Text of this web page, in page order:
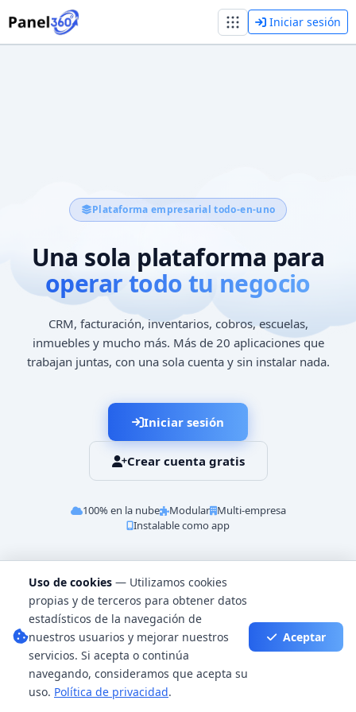
Iniciar sesión
Plataforma empresarial todo-en-uno
Una sola plataforma para
operar todo tu negocio
CRM, facturación, inventarios, cobros, escuelas,
inmuebles y mucho más. Más de 20 aplicaciones que
trabajan juntas, con una sola cuenta y sin instalar nada.
Iniciar sesión
Crear cuenta gratis
100% en la nube Modular Multi-empresa
Instalable como app
Uso de cookies — Utilizamos cookies
propias y de terceros para obtener datos
estadísticos de la navegación de
nuestros usuarios y mejorar nuestros
servicios. Si acepta o continúa
navegando, consideramos que acepta su
uso. Política de privacidad.
Aceptar